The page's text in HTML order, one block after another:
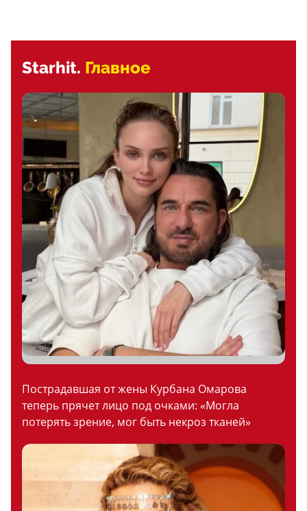
Starhit. Главное
Пострадавшая от жены Курбана Омарова
теперь прячет лицо под очками: «Могла
потерять зрение, мог быть некроз тканей»